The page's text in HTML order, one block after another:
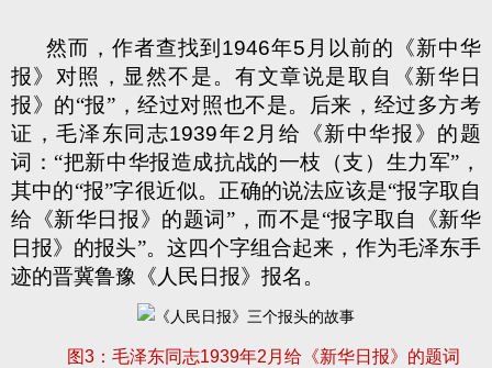
然而，作者查找到 1946年5 月以前的《新中华
报》对照，显然不是。有文章说是取自《新华日
报》的“报”，经过对照也不是。后来，经过多方考
证，毛泽东同志1939年2 月给《新中华报》的题
词：“把新中华报造成抗战的一枝（支）生力军”，
其中的“报”字很近似。正确的说法应该是“报字取自
给《新华日报》的题词”，而不是“报字取自《新华
日报》的报头”。这四个字组合起来，作为毛泽东手
迹的晋冀鲁豫《人民日报》报名。
图3 ：毛泽东同志1939年2 月给《新华日报》的题词